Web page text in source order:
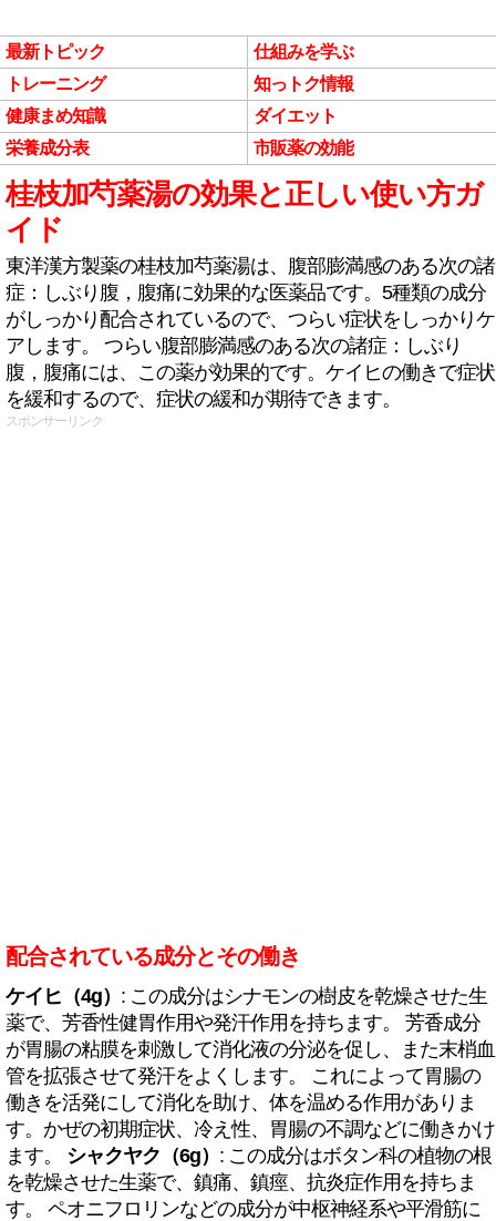
最新トピック
仕組みを学ぶ
トレーニング
知っトク情報
健康まめ知識
ダイエット
栄養成分表
市販薬の効能
桂枝加芍薬湯の効果と正しい使い方ガ
イド
東洋漢方製薬の桂枝加芍薬湯は、腹部膨満感のある次の諸
症：しぶり腹，腹痛に効果的な医薬品です。5種類の成分
がしっかり配合されているので、つらい症状をしっかりケ
アします。 つらい腹部膨満感のある次の諸症：しぶり
腹，腹痛には、この薬が効果的です。ケイヒの働きで症状
を緩和するので、症状の緩和が期待できます。
スポンサーリンク
配合されている成分とその働き
ケイヒ（4g） : この成分はシナモンの樹皮を乾燥させた生
薬で、芳香性健胃作用や発汗作用を持ちます。 芳香成分
が胃腸の粘膜を刺激して消化液の分泌を促し、また末梢血
管を拡張させて発汗をよくします。 これによって胃腸の
働きを活発にして消化を助け、体を温める作用がありま
す。かぜの初期症状、冷え性、胃腸の不調などに働きかけ
ます。 シャクヤク（6g） : この成分はボタン科の植物の根
を乾燥させた生薬で、鎮痛、鎮痙、抗炎症作用を持ちま
す。 ペオニフロリンなどの成分が中枢神経系や平滑筋に